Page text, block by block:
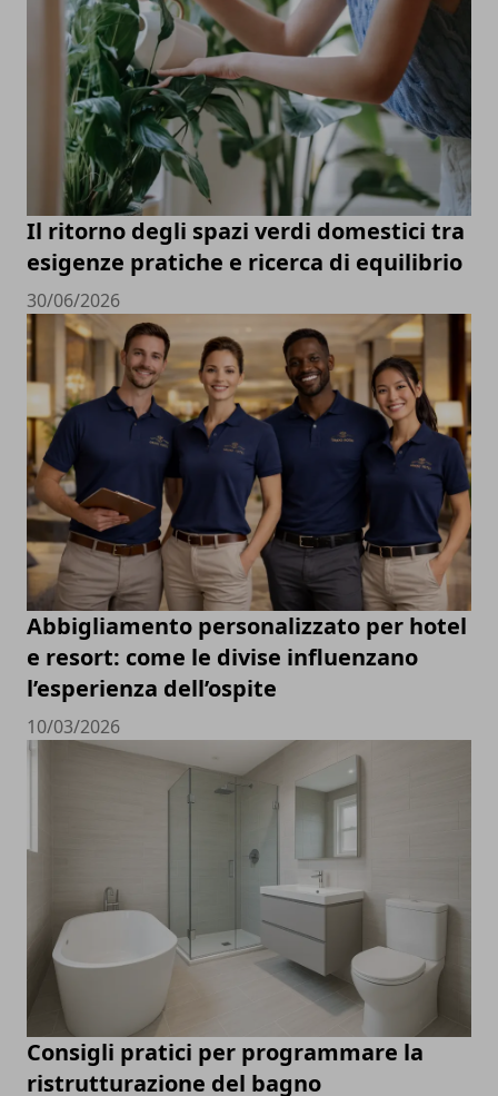
Il ritorno degli spazi verdi domestici tra
esigenze pratiche e ricerca di equilibrio
30/06/2026
Abbigliamento personalizzato per hotel
e resort: come le divise influenzano
l’esperienza dell’ospite
10/03/2026
Consigli pratici per programmare la
ristrutturazione del bagno